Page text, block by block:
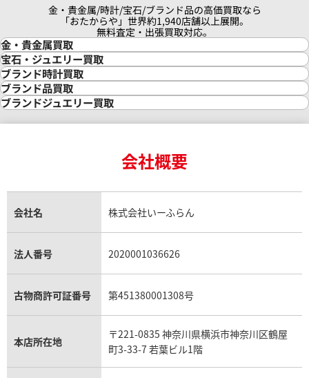
金・貴金属/時計/宝石/ブランド品の高価買取なら
「おたからや」世界約1,940店舗以上展開。
無料査定・出張買取対応。
金・貴金属買取
金買取
金の相場価格情報
金の参考買取価格一覧
インゴット買取
インゴットの相場価格情報
24金買取
金貨買取
貴金属買取
銀・シルバー買取
パラジウム買取
宝石・ジュエリー買取
宝石・ジュエリー買取
ダイヤモンド買取
ダイヤモンド・宝石の参考価格一覧
リング・結婚指輪買取
エメラルド買取
トパーズ買取
タンザナイト買取
キャッツアイ買取
アクアマリン買取
ブランド時計買取
時計買取
ロレックス買取
ロレックス デイトナ買取
ロレックス サブマリーナー買取
ロレックス エクスプローラー買取
ロレックス デイトジャスト買取
パテック フィリップノーチラス買取
ヴァシュロン・コンスタンタン買取
オメガ買取
カルティエ買取
フランク ミュラー買取
リシャール・ミル買取
ブランド品買取
ブランド買取
シャネル マトラッセ買取
セリーヌ買取
プラダ買取
ブランドジュエリー買取
ヴァンクリーフ＆アーペル買取
ショーメ買取
ダミアーニ買取
モーブッサン買取
会社概要
会社名 株式会社いーふらん
法人番号 2020001036626
古物商許可証番号 第451380001308号
本店所在地
〒221-0835 神奈川県横浜市神奈川区鶴屋
町3-33-7 若葉ビル1階